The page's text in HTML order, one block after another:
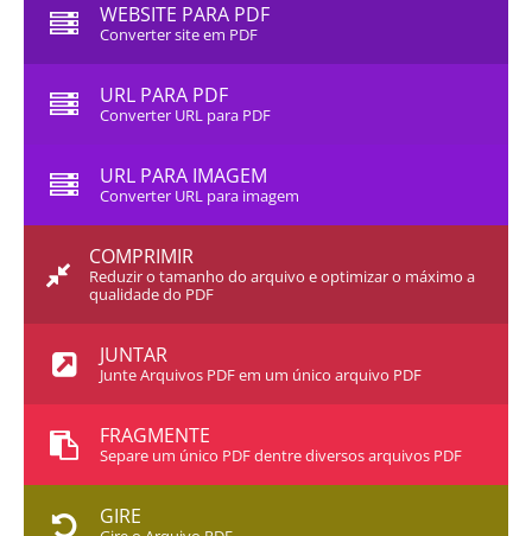
WEBSITE PARA PDF
Converter site em PDF
URL PARA PDF
Converter URL para PDF
URL PARA IMAGEM
Converter URL para imagem
COMPRIMIR
Reduzir o tamanho do arquivo e optimizar o máximo a
qualidade do PDF
JUNTAR
Junte Arquivos PDF em um único arquivo PDF
FRAGMENTE
Separe um único PDF dentre diversos arquivos PDF
GIRE